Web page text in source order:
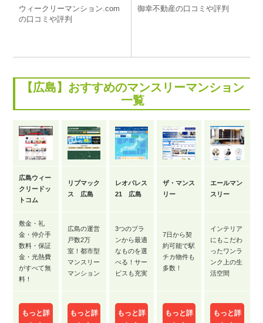
k
ウィークリーマンション.com
の口コミや評判
御幸不動産の口コミや評判
【広島】おすすめのマンスリーマンション
一覧
広島ウィー
クリードッ
トコム
リブマック
ス 広島
レオパレス
21 広島
ザ・マンス
リー
エールマン
スリー
敷金・礼
金・仲介手
数料・保証
金・光熱費
がすべて無
料！
広島の運営
戸数2万
室！都市型
マンスリー
マンション
3つのプラ
ンから最適
なものを選
べる！サー
ビスも充実
7日から契
約可能で駅
チカ物件も
多数！
インテリア
にもこだわ
ったワンラ
ンク上の生
活空間
もっと詳
もっと詳
もっと詳
もっと詳
もっと詳